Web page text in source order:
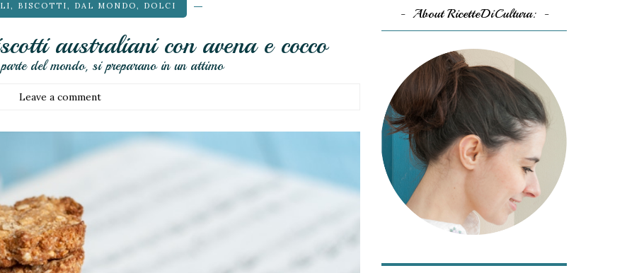
, BISCOTTI, DAL MONDO, DOLCI
australiani con avena e cocco
del mondo, si preparano in un attimo
Leave a comment
About RicetteDiCultura: